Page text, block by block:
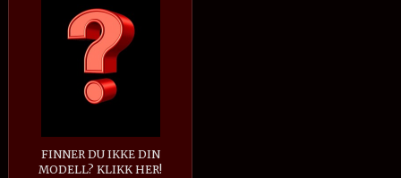
FINNER DU IKKE DIN
MODELL? KLIKK HER!